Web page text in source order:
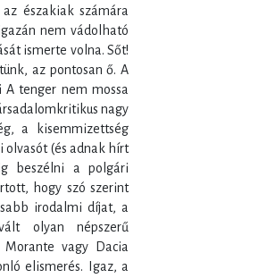
északiak számára
nem vádolható
ismerte volna. Sőt!
az pontosan ő. A
tenger nem mossa
nagy
a kisemmizettség
(és adnak hírt
beszélni a polgári
hogy szó szerint
irodalmi díjat, a
olyan népszerű
vagy Dacia
elismerés. Igaz, a